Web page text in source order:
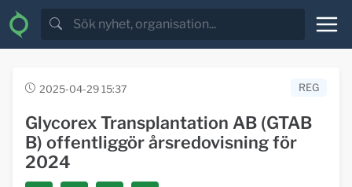
2025-04-29 15:37 REG
Glycorex Transplantation AB (GTAB
B) offentliggör årsredovisning för
2024